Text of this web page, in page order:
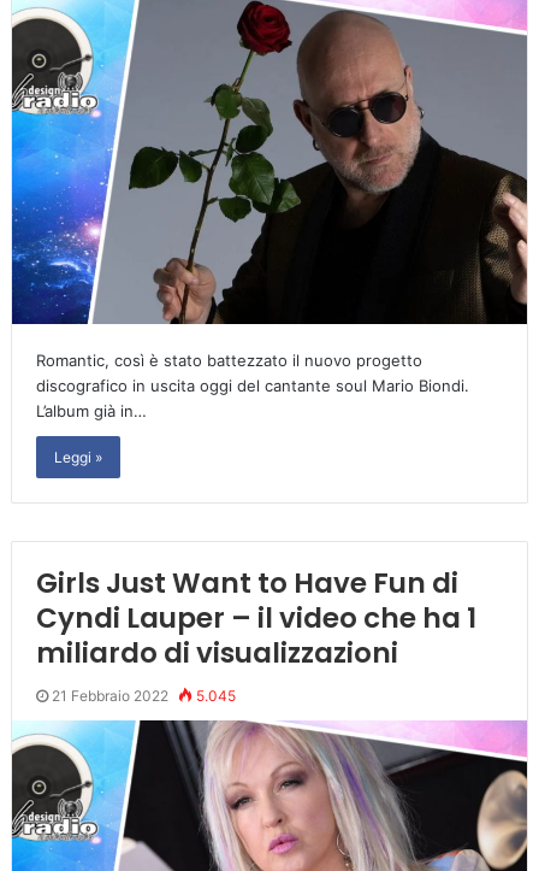
Romantic, così è stato battezzato il nuovo progetto
discografico in uscita oggi del cantante soul Mario Biondi.
L’album già in…
Leggi »
Girls Just Want to Have Fun di
Cyndi Lauper – il video che ha 1
miliardo di visualizzazioni
21 Febbraio 2022 5.045